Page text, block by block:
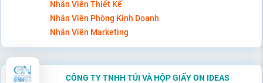
Nhân Viên Thiết Kế
Nhân Viên Phòng Kinh Doanh
Nhân Viên Marketing
CÔNG TY TNHH TÚI VÀ HỘP GIẤY ON IDEAS